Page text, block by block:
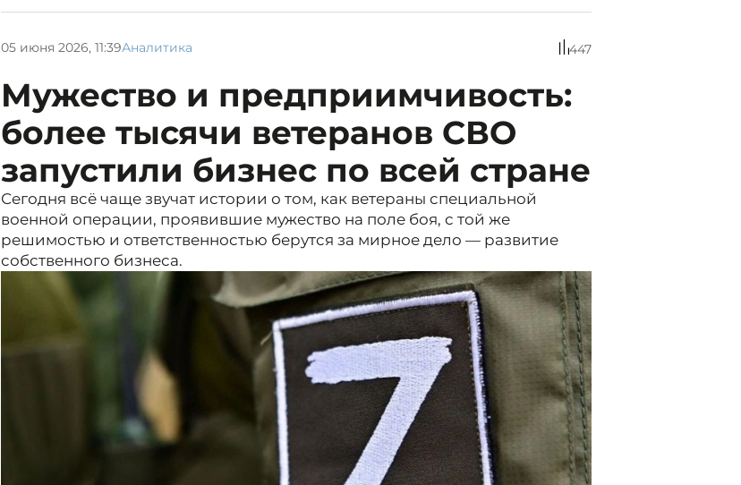
05 июня 2026, 11:39Аналитика 447
Мужество и предприимчивость:
более тысячи ветеранов СВО
запустили бизнес по всей стране
Сегодня всё чаще звучат истории о том, как ветераны специальной
военной операции, проявившие мужество на поле боя, с той же
решимостью и ответственностью берутся за мирное дело — развитие
собственного бизнеса.